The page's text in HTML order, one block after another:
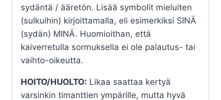
sydäntä / ääretön. Lisää symbolit mieluiten
(sulkuihin) kirjoittamalla, eli esimerkiksi SINÄ
(sydän) MINÄ. Huomioithan, että
kaiverretulla sormuksella ei ole palautus- tai
vaihto-oikeutta.
HOITO/HUOLTO: Likaa saattaa kertyä
varsinkin timanttien ympärille, mutta hyvä